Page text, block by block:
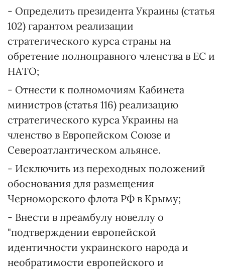
- Определить президента Украины (статья
102) гарантом реализации
стратегического курса страны на
обретение полноправного членства в ЕС и
НАТО;
- Отнести к полномочиям Кабинета
министров (статья 116) реализацию
стратегического курса Украины на
членство в Европейском Союзе и
Североатлантическом альянсе.
- Исключить из переходных положений
обоснования для размещения
Черноморского флота РФ в Крыму;
- Внести в преамбулу новеллу о
"подтверждении европейской
идентичности украинского народа и
необратимости европейского и